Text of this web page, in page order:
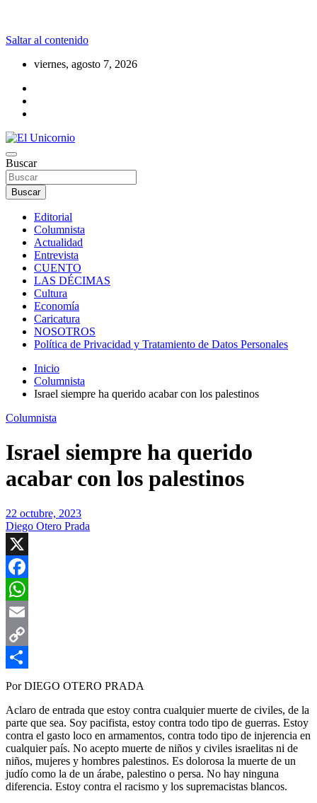
Saltar al contenido
viernes, agosto 7, 2026
El Unicornio
La realidad supera la fantasía
Buscar
Buscar
Editorial
Columnista
Actualidad
Entrevista
CUENTO
LAS DÉCIMAS
Cultura
Economía
Caricatura
NOSOTROS
Política de Privacidad y Tratamiento de Datos Personales
Inicio
Columnista
Israel siempre ha querido acabar con los palestinos
Columnista
Israel siempre ha querido
acabar con los palestinos
22 octubre, 2023
Diego Otero Prada
X
Facebook
WhatsApp
Email
Copy
Link
Compartir
Por DIEGO OTERO PRADA
Aclaro de entrada que estoy contra cualquier muerte de civiles, de la
parte que sea. Soy pacifista, estoy contra todo tipo de guerras. Estoy
contra el gasto loco en armamentos, contra todo tipo de injerencia en
cualquier país. No acepto muerte de niños y civiles israelitas ni de
niños, mujeres y hombres palestinos. Es dolorosa la muerte de un
judío como la de un árabe, palestino o persa. No hay ninguna
diferencia. Estoy contra el racismo y los supremacistas blancos.